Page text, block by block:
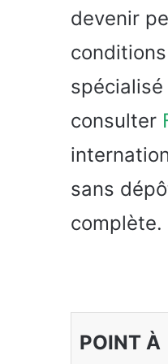
devenir
consulter
sans
complète.
POINT À